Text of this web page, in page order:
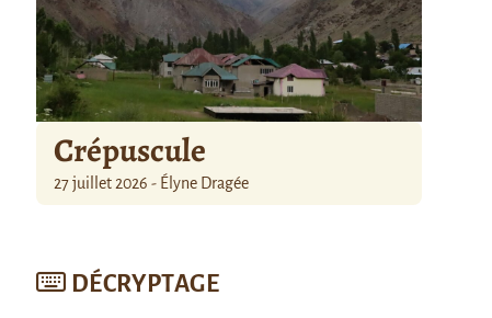
Crépuscule
27 juillet 2026 - Élyne Dragée
DÉCRYPTAGE